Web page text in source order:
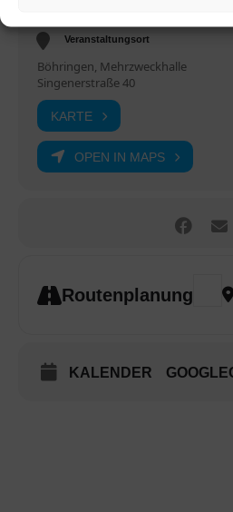
Veranstaltungsort
Böhringen, Mehrzweckhalle
Singenerstraße 40
KARTE
OPEN IN MAPS
Routenplanung
KALENDER